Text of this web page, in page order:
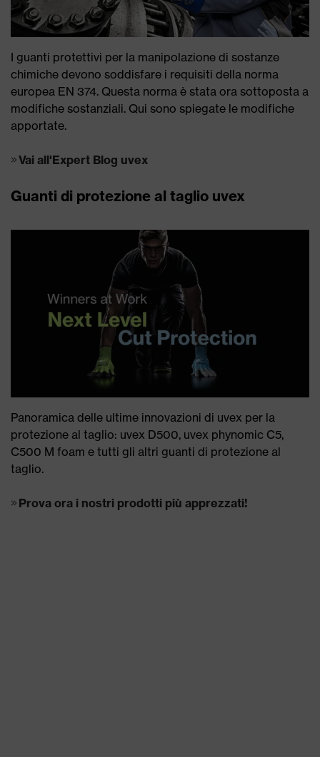
I guanti protettivi per la manipolazione di sostanze
chimiche devono soddisfare i requisiti della norma
europea EN 374. Questa norma è stata ora sottoposta a
modifiche sostanziali. Qui sono spiegate le modifiche
apportate.
Vai all'Expert Blog uvex
Guanti di protezione al taglio uvex
Panoramica delle ultime innovazioni di uvex per la
protezione al taglio: uvex D500, uvex phynomic C5,
C500 M foam e tutti gli altri guanti di protezione al
taglio.
Prova ora i nostri prodotti più apprezzati!